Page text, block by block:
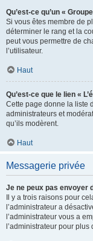
Qu’est-ce qu’un «
Si vous êtes membre de
déterminer le rang et la
peut vous permettre de
l’utilisateur.
Haut
Qu’est-ce que le lien «
Cette page donne la liste
administrateurs et
qu’ils modèrent.
Haut
Messagerie privée
Je ne peux pas envoyer
Il y a trois raisons pour
l’administrateur a
l’administrateur vous a
l’administrateur pour plus